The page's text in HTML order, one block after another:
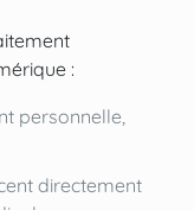
:
personnelle,
directement